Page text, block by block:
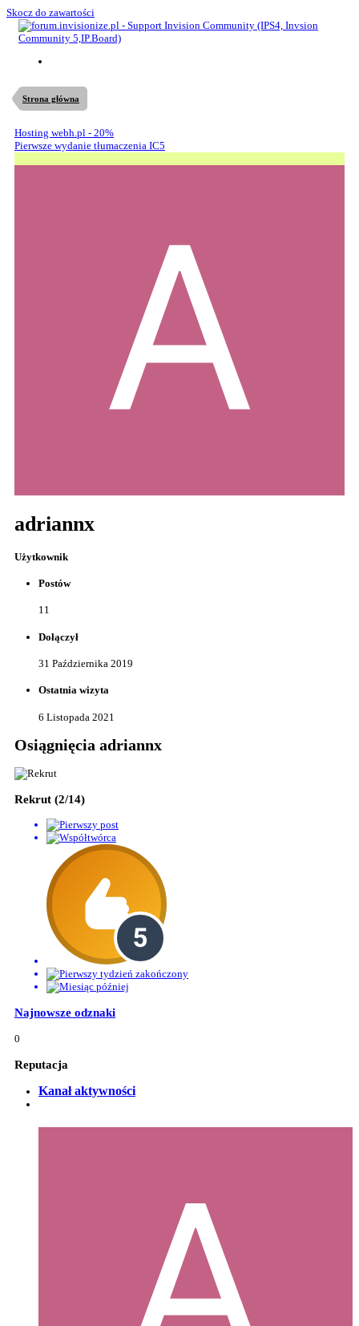
Skocz do zawartości
Strona główna
Hosting webh.pl - 20%
Pierwsze wydanie tłumaczenia IC5
adriannx
Użytkownik
Postów
11
Dołączył
31 Października 2019
Ostatnia wizyta
6 Listopada 2021
Osiągnięcia adriannx
Rekrut (2/14)
Najnowsze odznaki
0
Reputacja
Kanał aktywności